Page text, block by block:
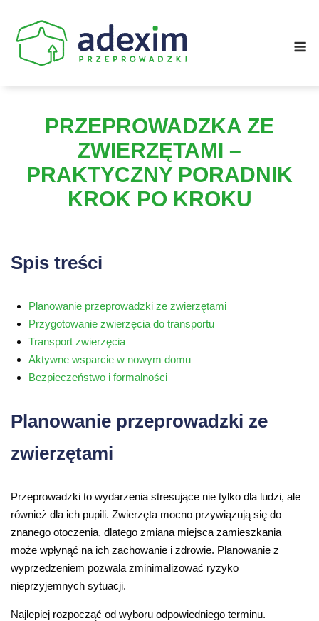
content
PRZEPROWADZKA ZE
ZWIERZĘTAMI –
PRAKTYCZNY PORADNIK
KROK PO KROKU
Spis treści
Planowanie przeprowadzki ze zwierzętami
Przygotowanie zwierzęcia do transportu
Transport zwierzęcia
Aktywne wsparcie w nowym domu
Bezpieczeństwo i formalności
Planowanie przeprowadzki ze
zwierzętami
Przeprowadzki to wydarzenia stresujące nie tylko dla ludzi, ale
również dla ich pupili. Zwierzęta mocno przywiązują się do
znanego otoczenia, dlatego zmiana miejsca zamieszkania
może wpłynąć na ich zachowanie i zdrowie. Planowanie z
wyprzedzeniem pozwala zminimalizować ryzyko
nieprzyjemnych sytuacji.
Najlepiej rozpocząć od wyboru odpowiedniego terminu.